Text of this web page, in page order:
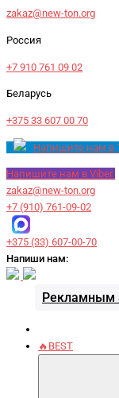
zakaz@new-ton.org
Россия
+7 910 761 09 02
Беларусь
+375 33 607 00 70
Напишите нам в
Напишите нам в Viber
zakaz@new-ton.org
+7 (910) 761-09-02
+375 (33) 607-00-70
Напиши нам:
Рекламным
🔥BEST